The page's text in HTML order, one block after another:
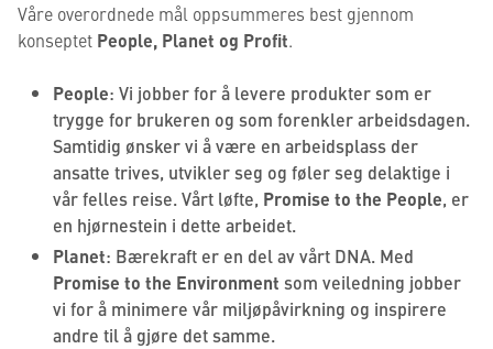
Våre overordnede mål oppsummeres best gjennom
konseptet People, Planet og Profit.
People: Vi jobber for å levere produkter som er
trygge for brukeren og som forenkler arbeidsdagen.
Samtidig ønsker vi å være en arbeidsplass der
ansatte trives, utvikler seg og føler seg delaktige i
vår felles reise. Vårt løfte, Promise to the People, er
en hjørnestein i dette arbeidet.
Planet: Bærekraft er en del av vårt DNA. Med
Promise to the Environment som veiledning jobber
vi for å minimere vår miljøpåvirkning og inspirere
andre til å gjøre det samme.